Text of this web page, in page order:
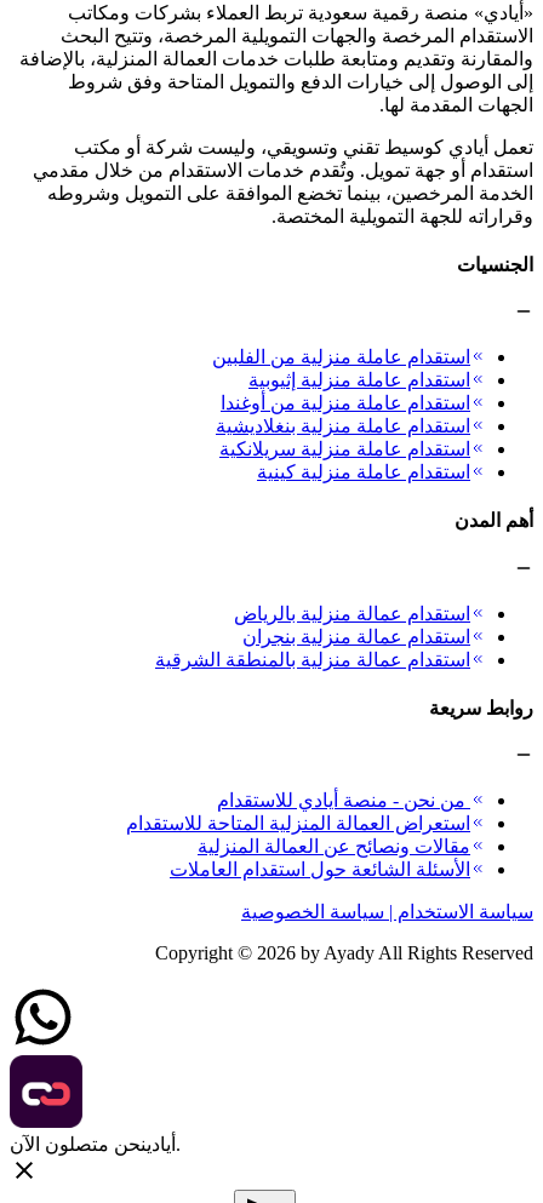
«أيادي» منصة رقمية سعودية تربط العملاء بشركات ومكاتب
الاستقدام المرخصة والجهات التمويلية المرخصة، وتتيح البحث
والمقارنة وتقديم ومتابعة طلبات خدمات العمالة المنزلية، بالإضافة
إلى الوصول إلى خيارات الدفع والتمويل المتاحة وفق شروط
الجهات المقدمة لها.
تعمل أيادي كوسيط تقني وتسويقي، وليست شركة أو مكتب
استقدام أو جهة تمويل. وتُقدم خدمات الاستقدام من خلال مقدمي
الخدمة المرخصين، بينما تخضع الموافقة على التمويل وشروطه
وقراراته للجهة التمويلية المختصة.
الجنسيات
استقدام عاملة منزلية من الفلبين
استقدام عاملة منزلية إثيوبية
استقدام عاملة منزلية من أوغندا
استقدام عاملة منزلية بنغلاديشية
استقدام عاملة منزلية سريلانكية
استقدام عاملة منزلية كينية
أهم المدن
استقدام عمالة منزلية بالرياض
استقدام عمالة منزلية بنجران
استقدام عمالة منزلية بالمنطقة الشرقية
روابط سريعة
من نحن - منصة أيادي للاستقدام
استعراض العمالة المنزلية المتاحة للاستقدام
مقالات ونصائح عن العمالة المنزلية
الأسئلة الشائعة حول استقدام العاملات
سياسة الاستخدام | سياسة الخصوصية
Copyright © 2026 by Ayady All Rights Reserved
أيادي نحن متصلون الآن.